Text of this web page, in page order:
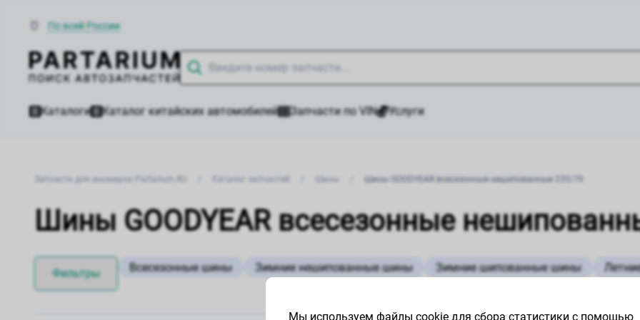
По всей России
Каталоги Каталог китайских автомобилей Запчасти по VIN Услуги
Запчасти для иномарок Partarium.RU Каталог запчастей Шины Шины GOODYEAR всесезонные нешипованные 235/70
Шины GOODYEAR всесезонные
Фильтры Всесезонные шины Зимние нешипованные шины Зимние шипованные шины
Мы используем файлы cookie для сбора статистики с помощью